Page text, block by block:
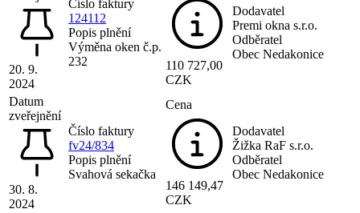
20. 9.
2024
Číslo faktury
124112
Popis plnění
Výměna oken č.p.
232
110 727,00
CZK
Dodavatel
Premi okna s.r.o.
Odběratel
Obec Nedakonice
Datum
zveřejnění
30. 8.
2024
Číslo faktury
fv24/834
Popis plnění
Svahová sekačka
Cena
146 149,47
CZK
Dodavatel
Žižka RaF s.r.o.
Odběratel
Obec Nedakonice